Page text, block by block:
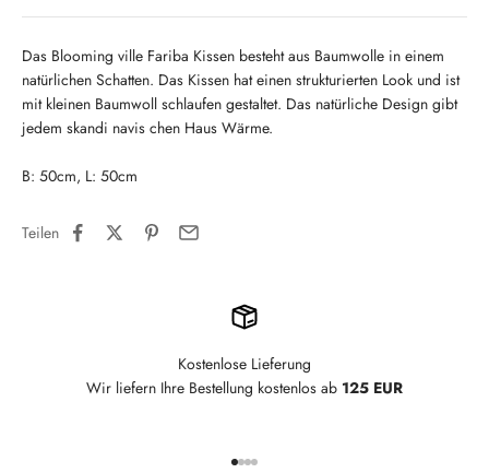
Das Blooming ville Fariba Kissen besteht aus Baumwolle in einem
natürlichen Schatten. Das Kissen hat einen strukturierten Look und ist
mit kleinen Baumwoll schlaufen gestaltet. Das natürliche Design gibt
jedem skandi navis chen Haus Wärme.
B: 50cm, L: 50cm
Teilen
Kostenlose Lieferung
Wir liefern Ihre Bestellung kostenlos ab 125 EUR